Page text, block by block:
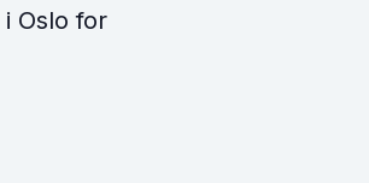
Oslo for